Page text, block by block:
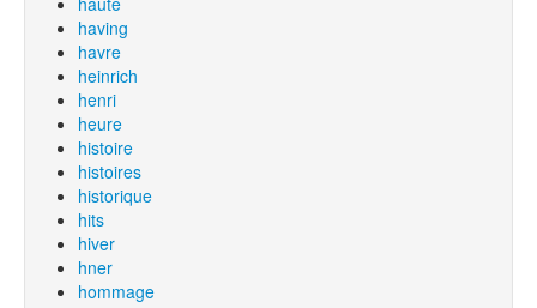
having
havre
heinrich
henri
heure
histoire
histoires
historique
hits
hiver
hner
hommage